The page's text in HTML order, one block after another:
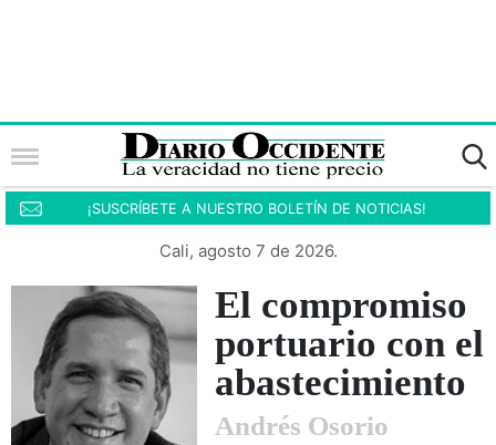
¡SUSCRÍBETE A NUESTRO BOLETÍN DE NOTICIAS!
Cali, agosto 7 de 2026.
El compromiso
portuario con el
abastecimiento
Andrés Osorio